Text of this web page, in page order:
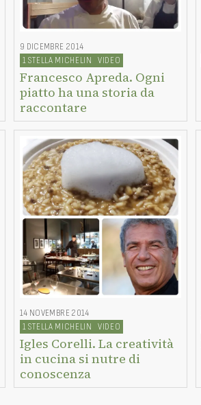
9 DICEMBRE 2014
1 STELLA MICHELIN VIDEO
Francesco Apreda. Ogni
piatto ha una storia da
raccontare
14 NOVEMBRE 2014
1 STELLA MICHELIN VIDEO
Igles Corelli. La creatività
in cucina si nutre di
conoscenza